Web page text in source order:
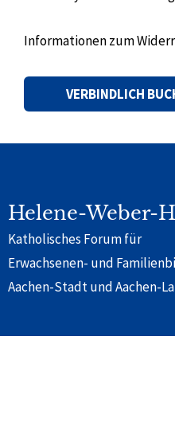
Informationen zum
Helene-Weber-
Katholisches Forum für
Erwachsenen- und
Aachen-Stadt und Aachen-